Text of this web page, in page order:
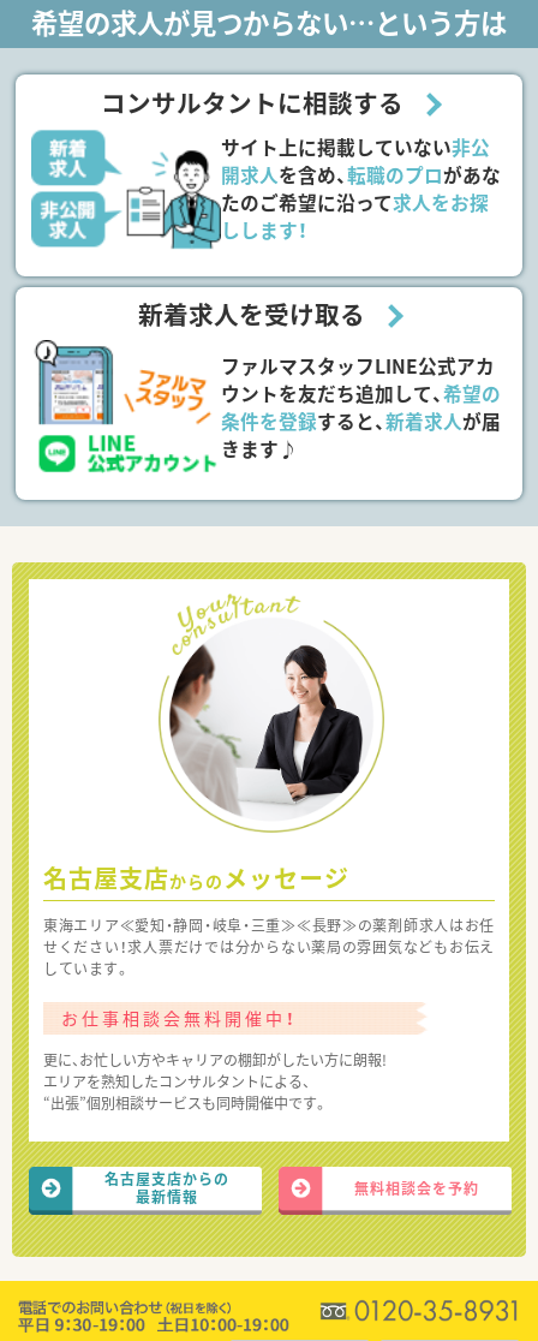
希望の求人が見つからない…という方は
コンサルタントに相談する
サイト上に掲載していない非公
開求人を含め、転職のプロがあな
たのご希望に沿って求人をお探
しします！
新着求人を受け取る
ファルマスタッフLINE公式アカ
ウントを友だち追加して、希望の
条件を登録すると、新着求人が届
きます♪
名古屋支店からの メッセージ
東海エリア≪愛知・静岡・岐阜・三重≫≪長野≫の薬剤師求人はお任
せください！求人票だけでは分からない薬局の雰囲気などもお伝え
しています。
お仕事相談会無料開催中！
更に、お忙しい方やキャリアの棚卸がしたい方に朗報!
エリアを熟知したコンサルタントによる、
“出張”個別相談サービスも同時開催中です。
名古屋支店からの
最新情報
無料相談会を予約